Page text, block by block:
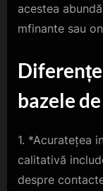
acestea
mfinante sau
bazele
1. *Acuratețea
calitativă
despre